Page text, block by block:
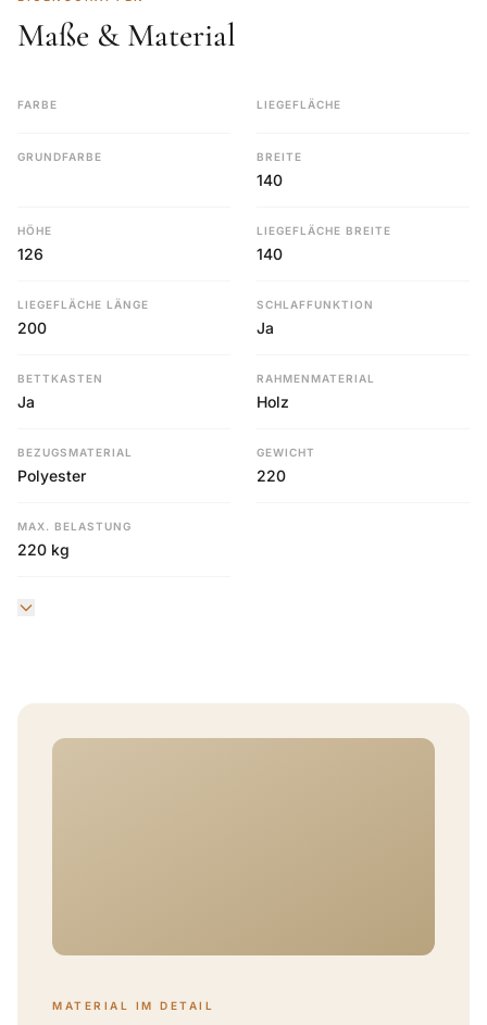
Maße & Material
FARBE LIEGEFLÄCHE
GRUNDFARBE BREITE
140
HÖHE
126
LIEGEFLÄCHE BREITE
140
LIEGEFLÄCHE LÄNGE
200
SCHLAFFUNKTION
Ja
BETTKASTEN
Ja
RAHMENMATERIAL
Holz
BEZUGSMATERIAL
Polyester
GEWICHT
220
MAX. BELASTUNG
220 kg
MATERIAL IM DETAIL